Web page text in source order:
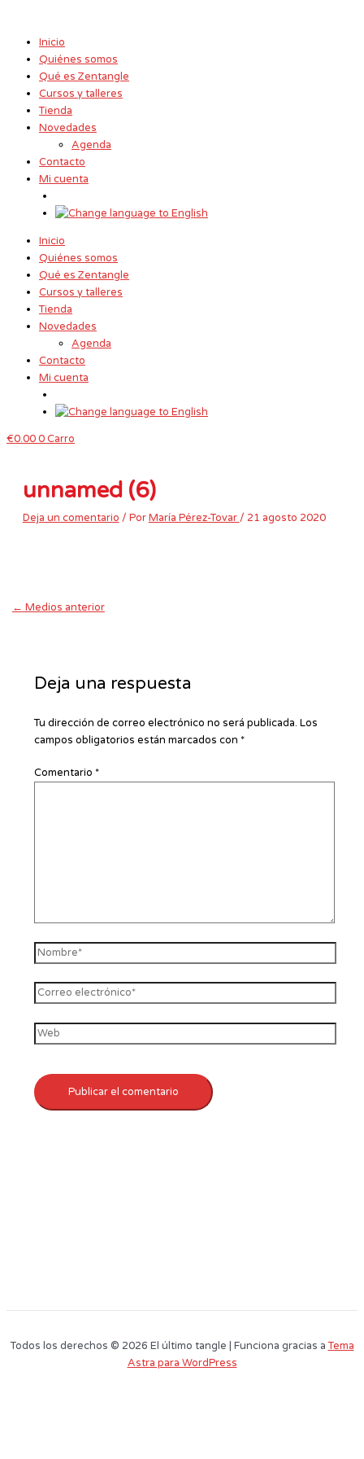
contenido
Inicio
Quiénes somos
Qué es Zentangle
Cursos y talleres
Tienda
Novedades
Agenda
Contacto
Mi cuenta
Inicio
Quiénes somos
Qué es Zentangle
Cursos y talleres
Tienda
Novedades
Agenda
Contacto
Mi cuenta
€0.000Carro
unnamed (6)
Deja un comentario / PorMaría Pérez-Tovar / 21 agosto 2020
← Medios anterior
Deja una respuesta
Tu dirección de correo electrónico no será publicada. Los
campos obligatorios están marcados con *
Comentario *
Todos los derechos © 2026 El último tangle | Funciona gracias aTema
Astra para WordPress